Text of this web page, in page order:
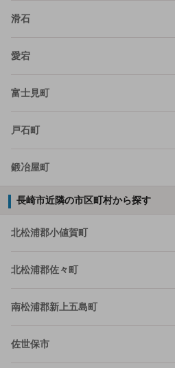
滑石
愛宕
富士見町
戸石町
鍛冶屋町
長崎市近隣の市区町村から探す
北松浦郡小値賀町
北松浦郡佐々町
南松浦郡新上五島町
佐世保市